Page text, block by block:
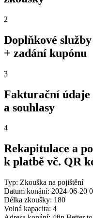
2
Doplňkové služby
+ zadání kupónu
3
Fakturační údaje
a souhlasy
4
Rekapitulace a
k platbě vč. QR
Typ: Zkouška na pojištění
Datum konání: 2024-06-20
Délka zkoušky: 180
Volná kapacita: 4